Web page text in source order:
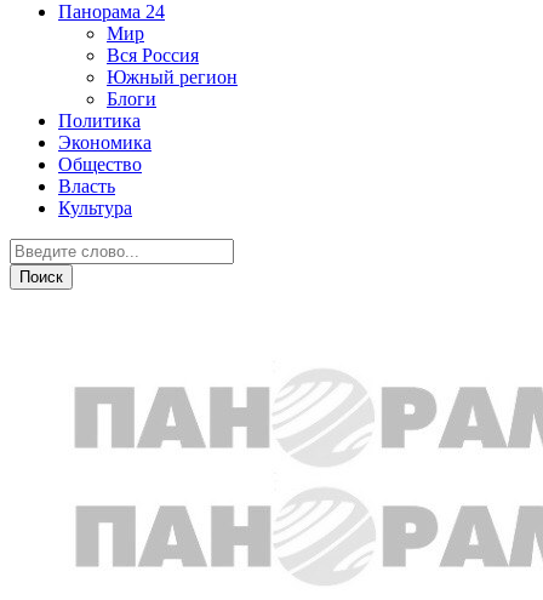
Панорама 24
Мир
Вся Россия
Южный регион
Блоги
Политика
Экономика
Общество
Власть
Культура